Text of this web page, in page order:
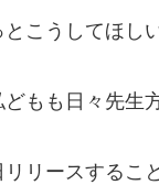
こうしてほし
もも日々先生
リースするこ